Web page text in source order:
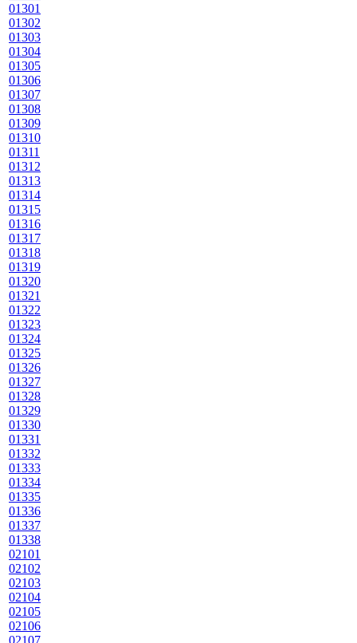
01301
01302
01303
01304
01305
01306
01307
01308
01309
01310
01311
01312
01313
01314
01315
01316
01317
01318
01319
01320
01321
01322
01323
01324
01325
01326
01327
01328
01329
01330
01331
01332
01333
01334
01335
01336
01337
01338
02101
02102
02103
02104
02105
02106
02107